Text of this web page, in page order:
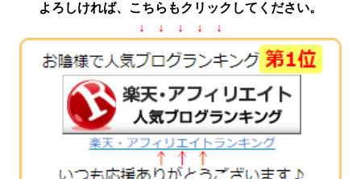
よろしければ、こちらもクリックしてください。
↓ ↓ ↓ ↓ ↓